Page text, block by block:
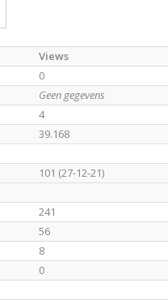
Views
0
Geen gegevens
4
39.168
101 (27-12-21)
241
56
8
0